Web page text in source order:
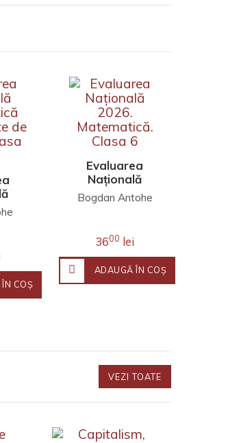
de
COŞ
Evaluarea
Națională
2026.
Matematică.
Bogdan Antohe
3600 lei
ADAUGĂ ÎN COŞ
VEZI TOATE